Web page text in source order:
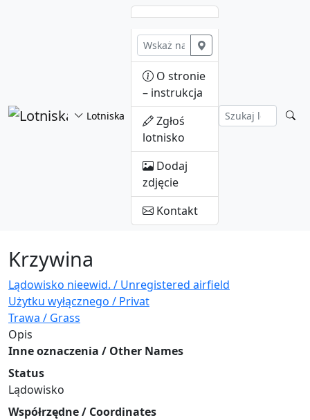
Lotniska
O stronie
– instrukcja
Zgłoś
lotnisko
Dodaj
zdjęcie
Kontakt
Krzywina
Lądowisko nieewid. / Unregistered airfield
Użytku wyłącznego / Privat
Trawa / Grass
Opis
Inne oznaczenia / Other Names
Status
Lądowisko
Współrzędne / Coordinates